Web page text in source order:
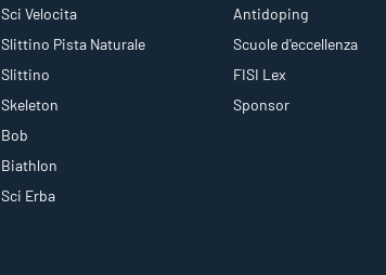
Sci Velocita
Slittino Pista Naturale
Slittino
Skeleton
Bob
Biathlon
Sci Erba
Antidoping
Scuole d'eccellenza
FISI Lex
Sponsor